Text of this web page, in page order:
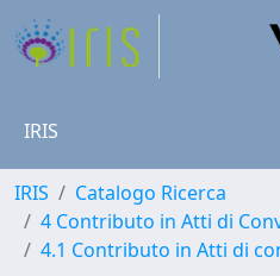
IRIS
IRIS
Catalogo Ricerca
4 Contributo in Atti di
4.1 Contributo in Atti di